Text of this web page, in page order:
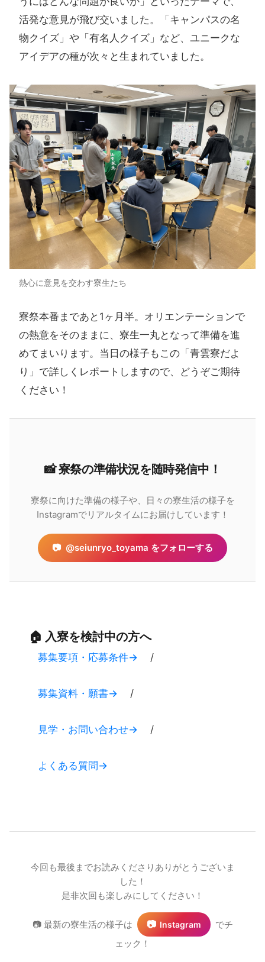
活発な意見が飛び交いました。「キャンパスの名
物クイズ」や「有名人クイズ」など、ユニークな
アイデアの種が次々と生まれていました。
熱心に意見を交わす寮生たち
寮祭本番まであと1ヶ月半。オリエンテーションで
の熱意をそのままに、寮生一丸となって準備を進
めてまいります。当日の様子もこの「青雲寮だよ
り」で詳しくレポートしますので、どうぞご期待
ください！
📸 寮祭の​準備状況を​随時発信中！
寮祭に向けた準備の様子や、日々の寮生活の様子を
Instagramでリアルタイムにお届けしています！
📷 @seiunryo_toyama をフォローする
🏠 入寮を検討中の方へ
募集要項・応募条件 /
募集資料・願書 /
見学・お問い合わせ /
よくある質問
今回も最後までお読みくださりありがとうございま
した！
是非次回も楽しみにしてください！
📷 最新の寮生活の様子は 📷 Instagram
でチ
ェック！